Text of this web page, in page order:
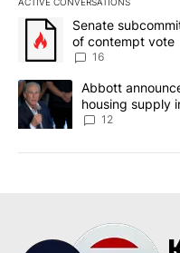
The following is a list of
A trending article titled
Senate
of contempt vote
16
A trending article titled
Abbott
housing supply
12